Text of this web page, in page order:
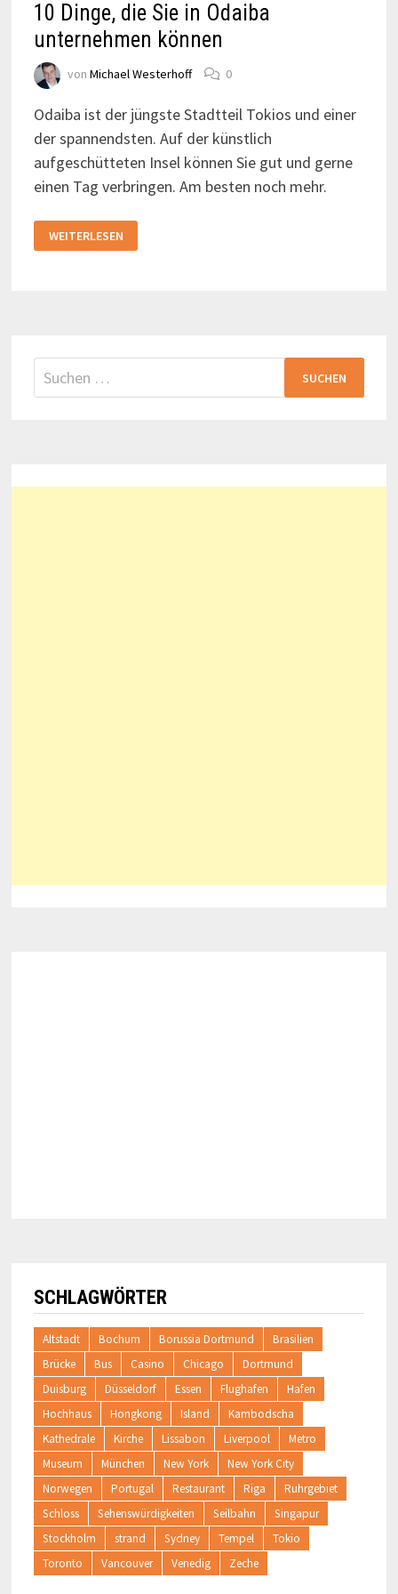
10 Dinge, die Sie in Odaiba
unternehmen können
von Michael Westerhoff 0
Odaiba ist der jüngste Stadtteil Tokios und einer
der spannendsten. Auf der künstlich
aufgeschütteten Insel können Sie gut und gerne
einen Tag verbringen. Am besten noch mehr.
DINGE,
DIE
WEITERLESEN
Suchen
nach:
SCHLAGWÖRTER
Altstadt Bochum Borussia Dortmund
Brasilien
Brücke
Bus Casino Chicago
Dortmund
Duisburg
Düsseldorf Essen Flughafen
Hafen
Hochhaus
Hongkong Island
Kambodscha
Kathedrale
Kirche Lissabon Liverpool
Metro
Museum
München New York
New York City
Norwegen
Portugal Restaurant Riga
Ruhrgebiet
Schloss
Sehenswürdigkeiten Seilbahn
Singapur
Stockholm
strand Sydney Tempel
Tokio
Toronto
Vancouver Venedig Zeche